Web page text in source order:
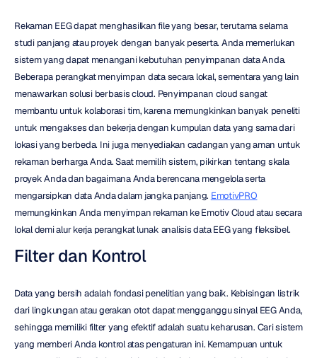
Rekaman EEG dapat menghasilkan file yang besar, terutama selama
studi panjang atau proyek dengan banyak peserta. Anda memerlukan
sistem yang dapat menangani kebutuhan penyimpanan data Anda.
Beberapa perangkat menyimpan data secara lokal, sementara yang lain
menawarkan solusi berbasis cloud. Penyimpanan cloud sangat
membantu untuk kolaborasi tim, karena memungkinkan banyak peneliti
untuk mengakses dan bekerja dengan kumpulan data yang sama dari
lokasi yang berbeda. Ini juga menyediakan cadangan yang aman untuk
rekaman berharga Anda. Saat memilih sistem, pikirkan tentang skala
proyek Anda dan bagaimana Anda berencana mengelola serta
mengarsipkan data Anda dalam jangka panjang. EmotivPRO
memungkinkan Anda menyimpan rekaman ke Emotiv Cloud atau secara
lokal demi alur kerja perangkat lunak analisis data EEG yang fleksibel.
Filter dan Kontrol
Data yang bersih adalah fondasi penelitian yang baik. Kebisingan listrik
dari lingkungan atau gerakan otot dapat mengganggu sinyal EEG Anda,
sehingga memiliki filter yang efektif adalah suatu keharusan. Cari sistem
yang memberi Anda kontrol atas pengaturan ini. Kemampuan untuk